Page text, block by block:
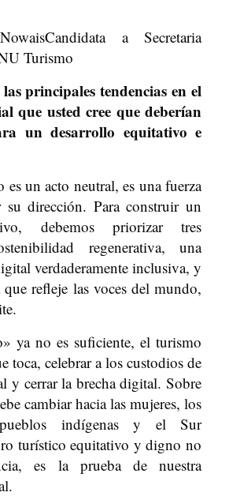
a Secretaria
Turismo
principales tendencias en el
que usted cree que deberían
un desarrollo equitativo e
un acto neutral, es una fuerza
su dirección. Para construir un
debemos priorizar tres
regenerativa, una
verdaderamente inclusiva, y
que refleje las voces del mundo,
ya no es suficiente, el turismo
toca, celebrar a los custodios de
y cerrar la brecha digital. Sobre
cambiar hacia las mujeres, los
indígenas y el Sur
turístico equitativo y digno no
es la prueba de nuestra